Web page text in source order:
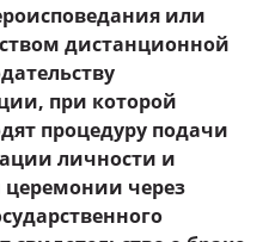
или
дистанционной
при которой
процедуру подачи
личности и
через